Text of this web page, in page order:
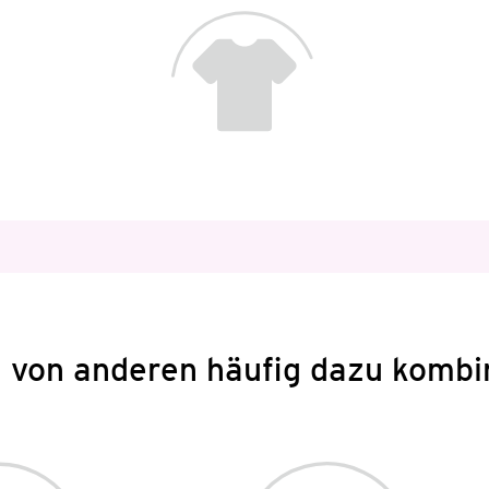
von anderen häufig dazu